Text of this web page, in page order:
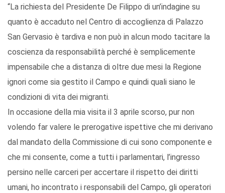
“La richiesta del Presidente De Filippo di un’indagine su
quanto è accaduto nel Centro di accoglienza di Palazzo
San Gervasio è tardiva e non può in alcun modo tacitare la
coscienza da responsabilità perché è semplicemente
impensabile che a distanza di oltre due mesi la Regione
ignori come sia gestito il Campo e quindi quali siano le
condizioni di vita dei migranti.
In occasione della mia visita il 3 aprile scorso, pur non
volendo far valere le prerogative ispettive che mi derivano
dal mandato della Commissione di cui sono componente e
che mi consente, come a tutti i parlamentari, l’ingresso
persino nelle carceri per accertare il rispetto dei diritti
umani, ho incontrato i responsabili del Campo, gli operatori